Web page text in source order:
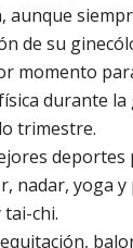
aunque
de su
momento
durante la
trimestre.
deportes
nadar, yoga y
tai-chi.